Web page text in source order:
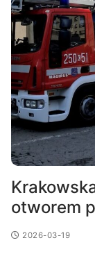
otworem
2026-03-19